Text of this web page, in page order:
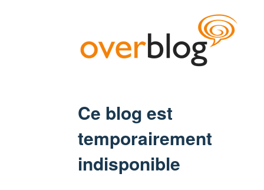
Ce blog est
temporairement
indisponible